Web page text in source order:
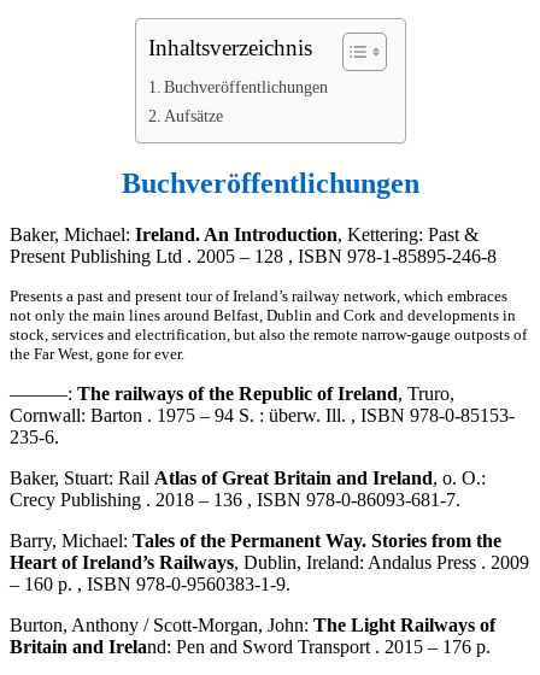
Inhaltsverzeichnis
Buchveröffentlichungen
Aufsätze
Buchveröffentlichungen
Baker, Michael: Ireland. An Introduction, Kettering: Past &
Present Publishing Ltd . 2005 – 128 , ISBN 978-1-85895-246-8
Presents a past and present tour of Ireland’s railway network, which embraces
not only the main lines around Belfast, Dublin and Cork and developments in
stock, services and electrification, but also the remote narrow-gauge outposts of
the Far West, gone for ever.
———: The railways of the Republic of Ireland, Truro,
Cornwall: Barton . 1975 – 94 S. : überw. Ill. , ISBN 978-0-85153-
235-6.
Baker, Stuart: Rail Atlas of Great Britain and Ireland, o. O.:
Crecy Publishing . 2018 – 136 , ISBN 978-0-86093-681-7.
Barry, Michael: Tales of the Permanent Way. Stories from the
Heart of Ireland’s Railways, Dublin, Ireland: Andalus Press . 2009
– 160 p. , ISBN 978-0-9560383-1-9.
Burton, Anthony / Scott-Morgan, John: The Light Railways of
Britain and Ireland: Pen and Sword Transport . 2015 – 176 p.